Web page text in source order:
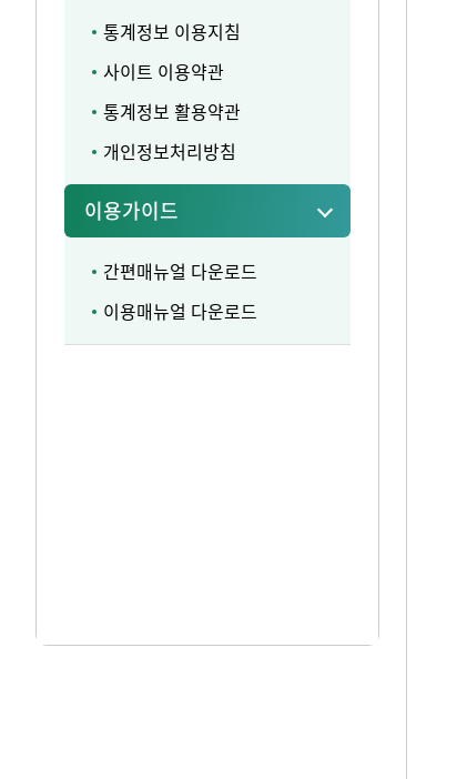
통계정보 이용지침
사이트 이용약관
통계정보 활용약관
개인정보처리방침
이용가이드
간편매뉴얼 다운로드
이용매뉴얼 다운로드